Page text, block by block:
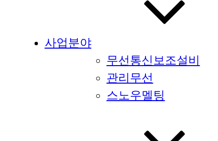
사업분야
무선통신보조설비
관리무선
스노우멜팅